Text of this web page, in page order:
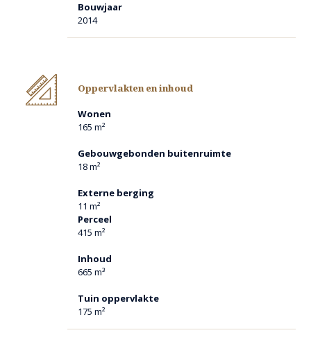
de hoofdentree van de woning bevindt zich in de
linkerzijgevel van de woning.
u treft in de hal de meterkast, moderne toiletruimte ( v.v.
wandcloset en fonteintje) en garderobekast.
woonkamer en keuken
tezamen hebben ze een oppervlakte van ca. 47 m². de erkers
aan voor- en zijkant geven extra veel lichtinval. vanuit de
het overdekte terras is direct toegankelijk via de
openslaande tuindeuren.
de open keuken is strak en modern van opzet. de volgende
- extra brede inductie kookplaat, afzuigkap, combi-
oven, koelkast en vaatwasser.
de wanden en plafonds zijn allen in lichte kleur uitgevoerd.
Bouwjaar
2014
Oppervlakten en inhoud
Wonen
165 m²
Gebouwgebonden buitenruimte
18 m²
Externe berging
11 m²
Perceel
415 m²
Inhoud
665 m³
Tuin oppervlakte
175 m²